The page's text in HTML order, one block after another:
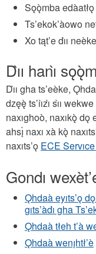
Sǫǫ̀mba edàatłǫ
Ts’ekok’àowo
Xo tąt’e dı̀ı
Dı̀ı hanı̀
Dı̀ı gha ts’eèke,
dzęę̀ ts’ıı̀zı̀ sı̀ı
naxıghoò, naxıkǫ̀ dǫ
ahsı̨̀ naxı xà kǫ̀
naxıts’ǫ ECE
Gondı
Ǫhdaà eyıts’ǫ
gıts’àdı̀ gha
Ǫhdaà tłeh t’à
Ǫhdaà wenı̨htł’è